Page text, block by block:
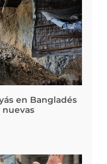
en Bangladés
nuevas